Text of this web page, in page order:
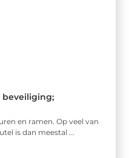
beveiliging;
en ramen. Op veel van
is dan meestal ...